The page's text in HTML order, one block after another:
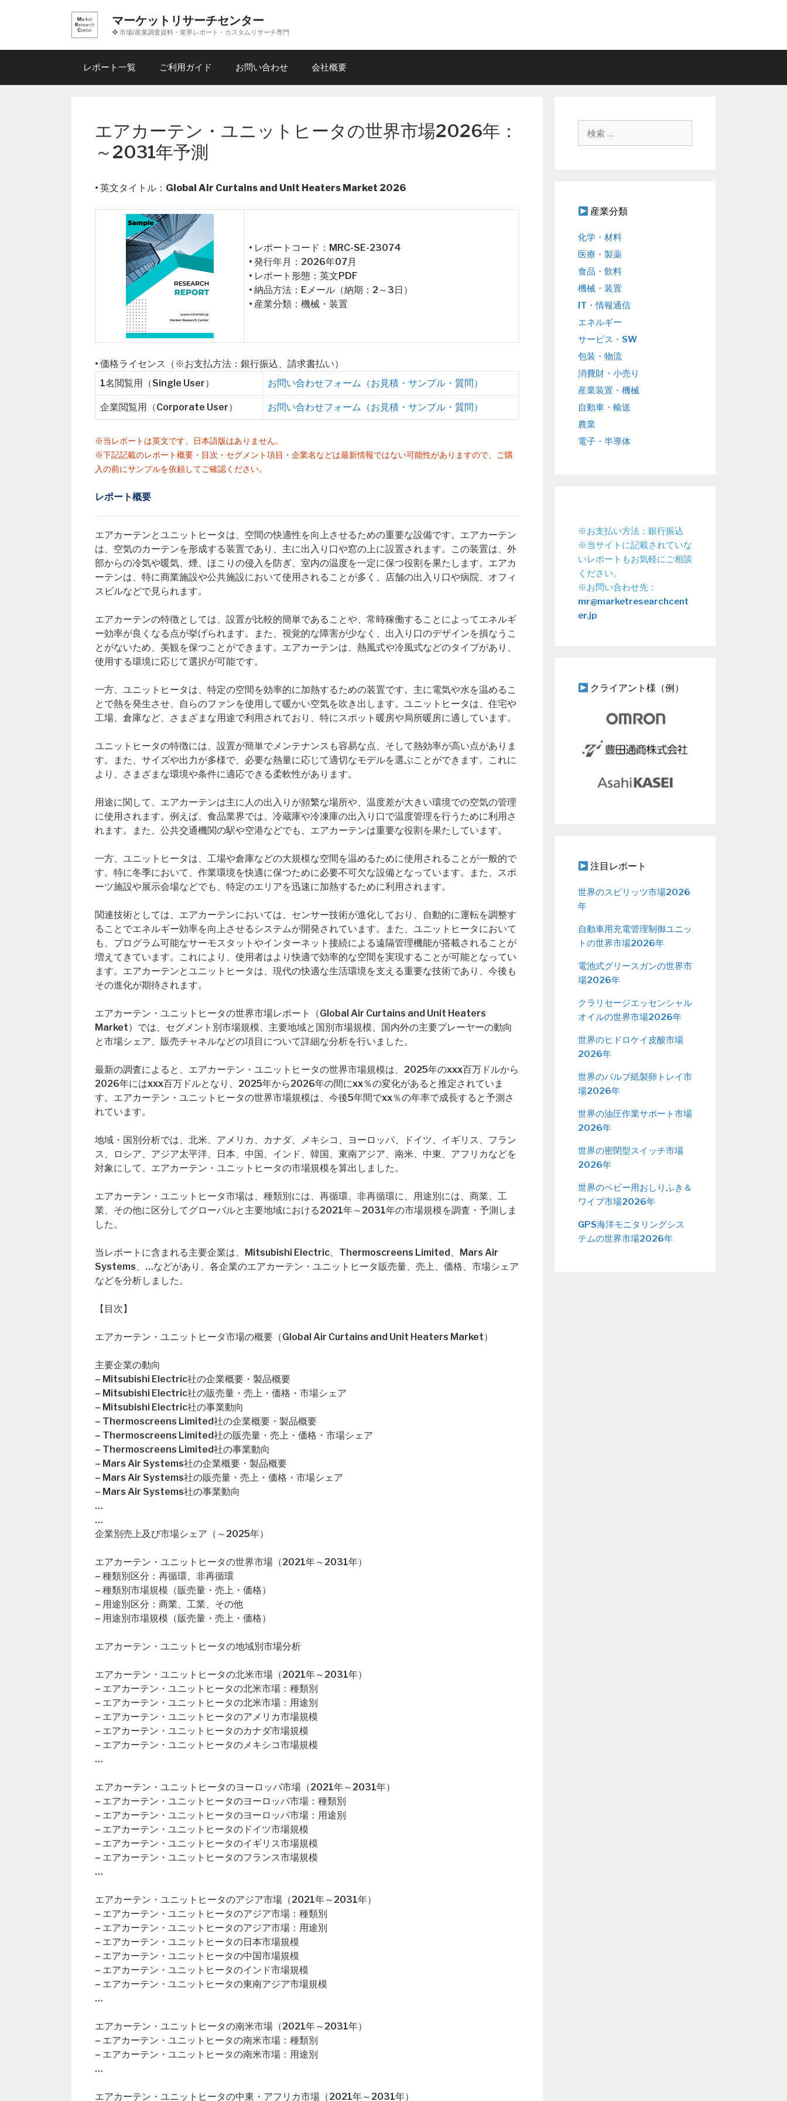
ン
マーケットリサーチセンター
❖ 市場/産業調査資料・業界レポート・カスタムリサーチ専門
レポート一覧 ご利用ガイド お問い合わせ 会社概要
エアカーテン・ユニットヒータの世界市場2026年：
～2031年予測
• 英文タイトル： Global Air Curtains and Unit Heaters Market 2026
• レポートコード：MRC-SE-23074
• 発行年月：2026年07月
• レポート形態：英文PDF
• 納品方法：Eメール（納期：2～3日）
• 産業分類：機械・装置
• 価格ライセンス（※お支払方法：銀行振込、請求書払い）
1名閲覧用（Single User）
お問い合わせフォーム（お見積・サンプル・質問）
企業閲覧用（Corporate User） お問い合わせフォーム（お見積・サンプル・質問）
※当レポートは英文です。日本語版はありません。
※下記記載のレポート概要・目次・セグメント項目・企業名などは最新情報ではない可能性がありますので、ご購
入の前にサンプルを依頼してご確認ください。
レポート概要
エアカーテンとユニットヒータは、空間の快適性を向上させるための重要な設備です。エアカーテン
は、空気のカーテンを形成する装置であり、主に出入り口や窓の上に設置されます。この装置は、外
部からの冷気や暖気、煙、ほこりの侵入を防ぎ、室内の温度を一定に保つ役割を果たします。エアカ
ーテンは、特に商業施設や公共施設において使用されることが多く、店舗の出入り口や病院、オフィ
スビルなどで見られます。
エアカーテンの特徴としては、設置が比較的簡単であることや、常時稼働することによってエネルギ
ー効率が良くなる点が挙げられます。また、視覚的な障害が少なく、出入り口のデザインを損なうこ
とがないため、美観を保つことができます。エアカーテンは、熱風式や冷風式などのタイプがあり、
使用する環境に応じて選択が可能です。
一方、ユニットヒータは、特定の空間を効率的に加熱するための装置です。主に電気や水を温めるこ
とで熱を発生させ、自らのファンを使用して暖かい空気を吹き出します。ユニットヒータは、住宅や
工場、倉庫など、さまざまな用途で利用されており、特にスポット暖房や局所暖房に適しています。
ユニットヒータの特徴には、設置が簡単でメンテナンスも容易な点、そして熱効率が高い点がありま
す。また、サイズや出力が多様で、必要な熱量に応じて適切なモデルを選ぶことができます。これに
より、さまざまな環境や条件に適応できる柔軟性があります。
用途に関して、エアカーテンは主に人の出入りが頻繁な場所や、温度差が大きい環境での空気の管理
に使用されます。例えば、食品業界では、冷蔵庫や冷凍庫の出入り口で温度管理を行うために利用さ
れます。また、公共交通機関の駅や空港などでも、エアカーテンは重要な役割を果たしています。
一方、ユニットヒータは、工場や倉庫などの大規模な空間を温めるために使用されることが一般的で
す。特に冬季において、作業環境を快適に保つために必要不可欠な設備となっています。また、スポ
ーツ施設や展示会場などでも、特定のエリアを迅速に加熱するために利用されます。
関連技術としては、エアカーテンにおいては、センサー技術が進化しており、自動的に運転を調整す
ることでエネルギー効率を向上させるシステムが開発されています。また、ユニットヒータにおいて
も、プログラム可能なサーモスタットやインターネット接続による遠隔管理機能が搭載されることが
増えてきています。これにより、使用者はより快適で効率的な空間を実現することが可能となってい
ます。エアカーテンとユニットヒータは、現代の快適な生活環境を支える重要な技術であり、今後も
その進化が期待されます。
エアカーテン・ユニットヒータの世界市場レポート（Global Air Curtains and Unit Heaters
Market）では、セグメント別市場規模、主要地域と国別市場規模、国内外の主要プレーヤーの動向
と市場シェア、販売チャネルなどの項目について詳細な分析を行いました。
最新の調査によると、エアカーテン・ユニットヒータの世界市場規模は、2025年のxxx百万ドルから
2026年にはxxx百万ドルとなり、2025年から2026年の間にxx％の変化があると推定されていま
す。エアカーテン・ユニットヒータの世界市場規模は、今後5年間でxx％の年率で成長すると予測さ
れています。
地域・国別分析では、北米、アメリカ、カナダ、メキシコ、ヨーロッパ、ドイツ、イギリス、フラン
ス、ロシア、アジア太平洋、日本、中国、インド、韓国、東南アジア、南米、中東、アフリカなどを
対象にして、エアカーテン・ユニットヒータの市場規模を算出しました。
エアカーテン・ユニットヒータ市場は、種類別には、再循環、非再循環に、用途別には、商業、工
業、その他に区分してグローバルと主要地域における2021年～2031年の市場規模を調査・予測しま
した。
当レポートに含まれる主要企業は、Mitsubishi Electric、Thermoscreens Limited、Mars Air
Systems、…などがあり、各企業のエアカーテン・ユニットヒータ販売量、売上、価格、市場シェア
などを分析しました。
【目次】
エアカーテン・ユニットヒータ市場の概要（Global Air Curtains and Unit Heaters Market）
主要企業の動向
– Mitsubishi Electric社の企業概要・製品概要
– Mitsubishi Electric社の販売量・売上・価格・市場シェア
– Mitsubishi Electric社の事業動向
– Thermoscreens Limited社の企業概要・製品概要
– Thermoscreens Limited社の販売量・売上・価格・市場シェア
– Thermoscreens Limited社の事業動向
– Mars Air Systems社の企業概要・製品概要
– Mars Air Systems社の販売量・売上・価格・市場シェア
– Mars Air Systems社の事業動向
…
…
企業別売上及び市場シェア（～2025年）
エアカーテン・ユニットヒータの世界市場（2021年～2031年）
– 種類別区分：再循環、非再循環
– 種類別市場規模（販売量・売上・価格）
– 用途別区分：商業、工業、その他
– 用途別市場規模（販売量・売上・価格）
エアカーテン・ユニットヒータの地域別市場分析
エアカーテン・ユニットヒータの北米市場（2021年～2031年）
– エアカーテン・ユニットヒータの北米市場：種類別
– エアカーテン・ユニットヒータの北米市場：用途別
– エアカーテン・ユニットヒータのアメリカ市場規模
– エアカーテン・ユニットヒータのカナダ市場規模
– エアカーテン・ユニットヒータのメキシコ市場規模
…
エアカーテン・ユニットヒータのヨーロッパ市場（2021年～2031年）
– エアカーテン・ユニットヒータのヨーロッパ市場：種類別
– エアカーテン・ユニットヒータのヨーロッパ市場：用途別
– エアカーテン・ユニットヒータのドイツ市場規模
– エアカーテン・ユニットヒータのイギリス市場規模
– エアカーテン・ユニットヒータのフランス市場規模
…
エアカーテン・ユニットヒータのアジア市場（2021年～2031年）
– エアカーテン・ユニットヒータのアジア市場：種類別
– エアカーテン・ユニットヒータのアジア市場：用途別
– エアカーテン・ユニットヒータの日本市場規模
– エアカーテン・ユニットヒータの中国市場規模
– エアカーテン・ユニットヒータのインド市場規模
– エアカーテン・ユニットヒータの東南アジア市場規模
…
エアカーテン・ユニットヒータの南米市場（2021年～2031年）
– エアカーテン・ユニットヒータの南米市場：種類別
– エアカーテン・ユニットヒータの南米市場：用途別
…
エアカーテン・ユニットヒータの中東・アフリカ市場（2021年～2031年）
産業分類
化学・材料
医療・製薬
食品・飲料
機械・装置
IT・情報通信
エネルギー
サービス・SW
包装・物流
消費財・小売り
産業装置・機械
自動車・輸送
農業
電子・半導体
※お支払い方法：銀行振込
※当サイトに記載されていな
いレポートもお気軽にご相談
ください。
※お問い合わせ先：
mr@marketresearchcent
er.jp
クライアント様（例）
注目レポート
世界のスピリッツ市場2026
年
自動車用充電管理制御ユニッ
トの世界市場2026年
電池式グリースガンの世界市
場2026年
クラリセージエッセンシャル
オイルの世界市場2026年
世界のヒドロケイ皮酸市場
2026年
世界のパルプ紙製卵トレイ市
場2026年
世界の油圧作業サポート市場
2026年
世界の密閉型スイッチ市場
2026年
世界のベビー用おしりふき＆
ワイプ市場2026年
GPS海洋モニタリングシス
テムの世界市場2026年